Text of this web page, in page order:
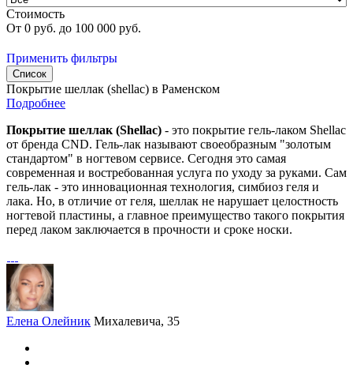
Стоимость
От 0 руб. до 100 000 руб.
Применить фильтры
Список
Покрытие шеллак (shellac) в Раменском
Подробнее
Покрытие шеллак (Shellac) - это покрытие гель-лаком Shellac
от бренда CND. Гель-лак называют своеобразным "золотым
стандартом" в ногтевом сервисе. Сегодня это самая
современная и востребованная услуга по уходу за руками. Сам
гель-лак - это инновационная технология, симбиоз геля и
лака. Но, в отличие от геля, шеллак не нарушает целостность
ногтевой пластины, а главное преимущество такого покрытия
перед лаком заключается в прочности и сроке носки.
Елена Олейник Михалевича, 35